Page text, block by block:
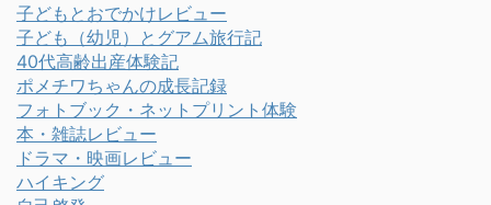
子どもとおでかけレビュー
子ども（幼児）とグアム旅行記
40代高齢出産体験記
ポメチワちゃんの成長記録
フォトブック・ネットプリント体験
本・雑誌レビュー
ドラマ・映画レビュー
ハイキング